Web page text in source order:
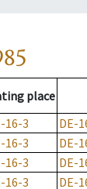
place
16-3 DE-
16-3 DE-
16-3 DE-
16-3 DE-